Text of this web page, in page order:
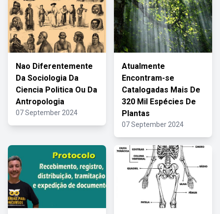
Nao Diferentemente
Da Sociologia Da
Ciencia Politica Ou Da
Antropologia
07 September 2024
Atualmente
Encontram-se
Catalogadas Mais De
320 Mil Espécies De
Plantas
07 September 2024